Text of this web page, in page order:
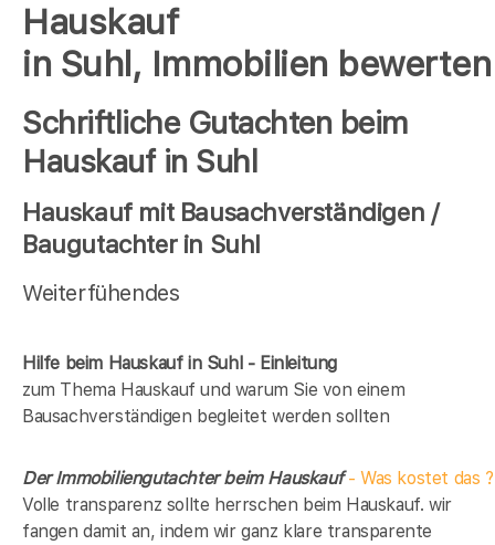
Hauskauf
in Suhl, Immobilien bewerten
Schriftliche Gutachten beim
Hauskauf in Suhl
Hauskauf mit Bausachverständigen /
Baugutachter in Suhl
Weiterfühendes
Hilfe beim Hauskauf in Suhl - Einleitung
zum Thema Hauskauf und warum Sie von einem
Bausachverständigen begleitet werden sollten
Der Immobiliengutachter beim Hauskauf- Was kostet das ?
Volle transparenz sollte herrschen beim Hauskauf. wir
fangen damit an, indem wir ganz klare transparente